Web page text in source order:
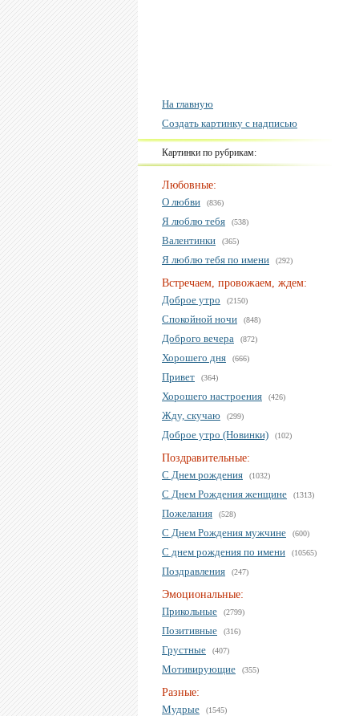
На главную
Создать картинку с надписью
Картинки по рубрикам:
Любовные:
О любви
(836)
Я люблю тебя (538)
Валентинки (365)
Я люблю тебя по имени (292)
Встречаем, провожаем, ждем:
Доброе утро
(2150)
Спокойной ночи (848)
Доброго вечера (872)
Хорошего дня (666)
Привет (364)
Хорошего настроения (426)
Жду, скучаю (299)
Доброе утро (Новинки) (102)
Поздравительные:
С Днем рождения
(1032)
С Днем Рождения женщине (1313)
Пожелания (528)
С Днем Рождения мужчине (600)
С днем рождения по имени (10565)
Поздравления (247)
Эмоциональные:
Прикольные
(2799)
Позитивные (316)
Грустные (407)
Мотивирующие (355)
Разные:
Мудрые
(1545)